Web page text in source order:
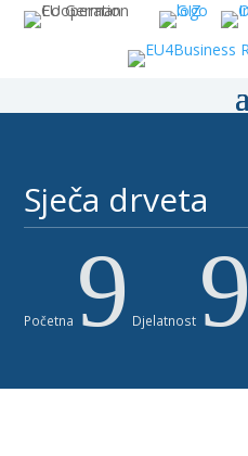
Sječa drveta ​​
Početna 9 Djelatnost 9